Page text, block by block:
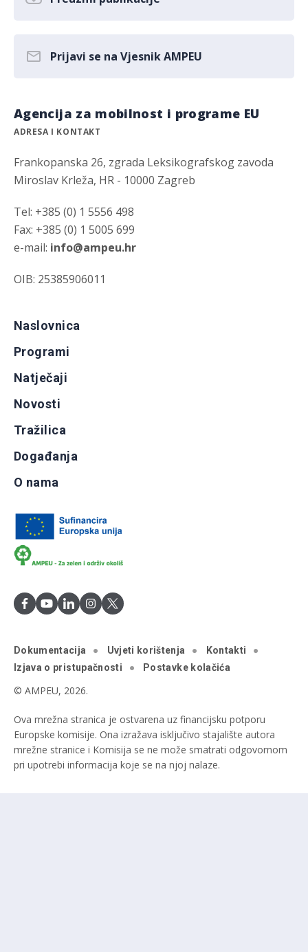
Prijavi se na Vjesnik AMPEU
Agencija za mobilnost i programe EU
ADRESA I KONTAKT
Frankopanska 26, zgrada Leksikografskog zavoda
Miroslav Krleža, HR - 10000 Zagreb
Tel: +385 (0) 1 5556 498
Fax: +385 (0) 1 5005 699
e-mail: info@ampeu.hr
OIB: 25385906011
Naslovnica
Programi
Natječaji
Novosti
Tražilica
Događanja
O nama
Dokumentacija Uvjeti korištenja
Kontakti
Izjava o pristupačnosti
Postavke kolačića
© AMPEU, 2026.
Ova mrežna stranica je ostvarena uz financijsku potporu
Europske komisije. Ona izražava isključivo stajalište autora
mrežne stranice i Komisija se ne može smatrati odgovornom
pri upotrebi informacija koje se na njoj nalaze.